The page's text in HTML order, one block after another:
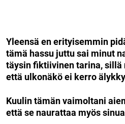
Yleensä en erityisemmin
tämä hassu juttu sai minut
täysin fiktiivinen tarina,
että ulkonäkö ei kerro
Kuulin tämän vaimoltani
että se naurattaa myös